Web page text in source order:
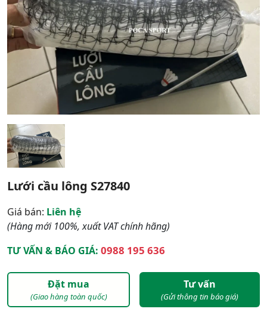
Lưới cầu lông S27840
Giá bán: Liên hệ
(Hàng mới 100%, xuất VAT chính hãng)
TƯ VẤN & BÁO GIÁ: 0988 195 636
Đặt mua
(Giao hàng toàn quốc)
Tư vấn
(Gửi thông tin báo giá)